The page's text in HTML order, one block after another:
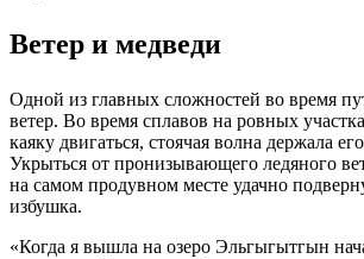
Ветер и медведи
Одной из главных сложностей во время
ветер. Во время сплавов на ровных
каяку двигаться, стоячая волна держала
Укрыться от пронизывающего ледяного
на самом продувном месте удачно
избушка.
«Когда я вышла на озеро Эльгыгытгын